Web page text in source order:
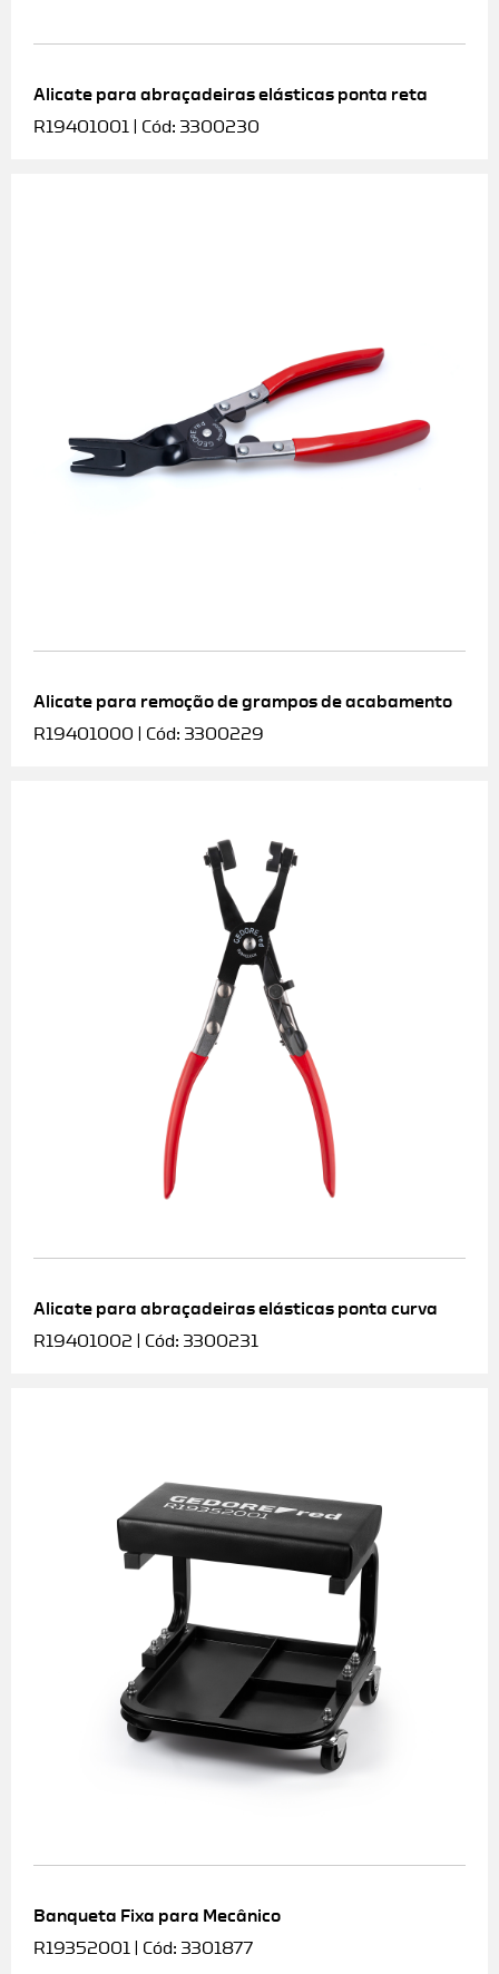
Alicate para abraçadeiras elásticas ponta reta
R19401001 | Cód: 3300230
Alicate para remoção de grampos de acabamento
R19401000 | Cód: 3300229
Alicate para abraçadeiras elásticas ponta curva
R19401002 | Cód: 3300231
Banqueta Fixa para Mecânico
R19352001 | Cód: 3301877